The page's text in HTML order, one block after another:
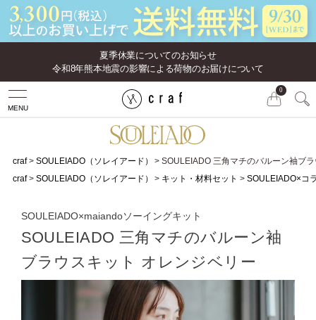
夏季休業についてのお知らせ
令和8年熊本地震の影響による荷物のお届けについて
MENU
0
craf SOULEIADO（ソレイアード）
SOULEIADO 三角マチのバルーン袖ブ
craf
SOULEIADO（ソレイアード） キット・材料セット SOULEIADO×コ
SOULEIADO×maiandoソーイングキット
SOULEIADO 三角マチのバルーン袖
ブラウスキット オレンジベリー